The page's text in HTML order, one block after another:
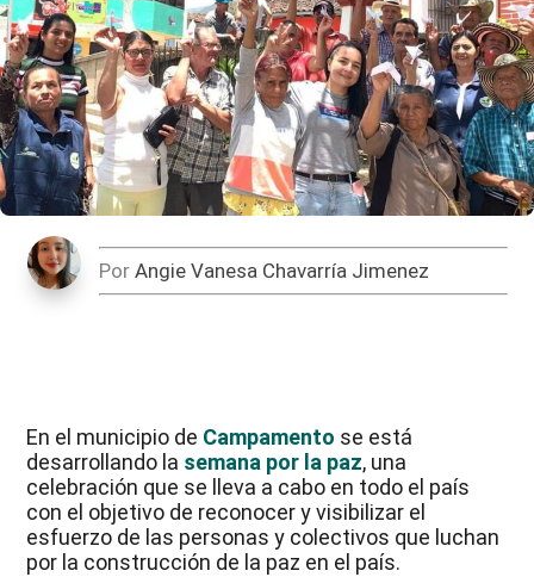
Por Angie Vanesa Chavarría Jimenez
En el municipio de Campamento se está
desarrollando la semana por la paz, una
celebración que se lleva a cabo en todo el país
con el objetivo de reconocer y visibilizar el
esfuerzo de las personas y colectivos que luchan
por la construcción de la paz en el país.